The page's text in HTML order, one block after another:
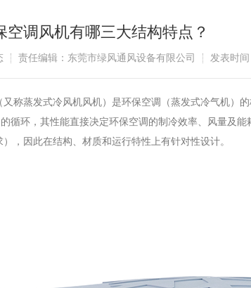
空调风机有哪三大结构特点？
责任编辑：东莞市绿风通风设备有限公司 发表时间
又称蒸发式冷风机风机）是环保空调（蒸发式冷气机
循环，其性能直接决定环保空调的制冷效率、风量及
），因此在结构、材质和运行特性上有针对性设计。